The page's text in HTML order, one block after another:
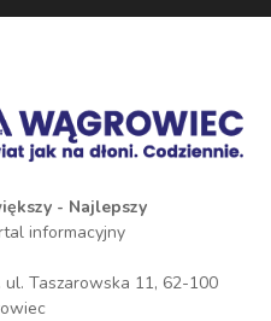
- Najlepszy
informacyjny
Taszarowska 11, 62-100